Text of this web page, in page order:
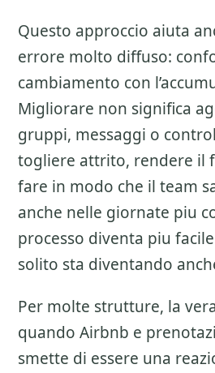
Questo approccio aiuta
errore molto diffuso:
cambiamento con
Migliorare non significa
gruppi, messaggi o
togliere attrito, rendere il
fare in modo che il team
anche nelle giornate piu
processo diventa piu
solito sta diventando
Per molte strutture, la
quando Airbnb e
smette di essere una